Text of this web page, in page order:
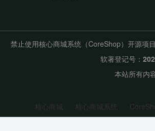
禁止使用核心商城系统（CoreShop）开源项
软著登记号：
本站所有内
核心商城 核心商城系统